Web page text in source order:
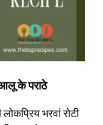
के पराठे
भरवां रोटी